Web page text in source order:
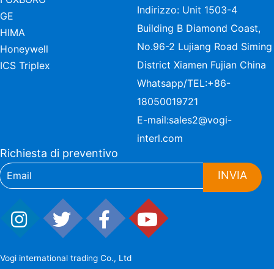
GE
HIMA
Honeywell
ICS Triplex
Indirizzo: Unit 1503-4
Building B Diamond Coast,
No.96-2 Lujiang Road Siming
District Xiamen Fujian China
Whatsapp/TEL:+86-
18050019721
E-mail:sales2@vogi-
interl.com
Richiesta di preventivo
INVIA
Vogi international trading Co., Ltd